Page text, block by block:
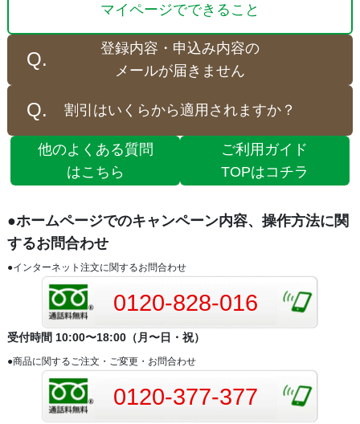
マイページでできること
登録内容・申込み内容の
メールが届きません
割引はいくらから適用されますか？
他のよくある質問
はこちら
ご利用ガイド
TOPはコチラ
●ホームページでのキャンペーン内容、操作方法に関
するお問合わせ
●インターネット注文に関するお問合わせ
0120-828-016
受付時間 10:00〜18:00（月〜日・祝）
●商品に関するご注文・ご変更・お問合わせ
0120-377-377